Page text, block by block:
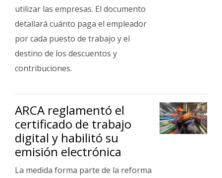
Fúnebres
utilizar las empresas. El documento
detallará cuánto paga el empleador
por cada puesto de trabajo y el
destino de los descuentos y
contribuciones.
ARCA reglamentó el
certificado de trabajo
digital y habilitó su
emisión electrónica
La medida forma parte de la reforma